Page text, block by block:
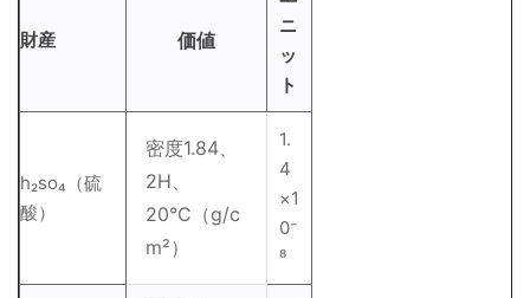
財産 価値
ニ
ッ
ト
h₂so₄（硫
酸）
密度1.84、
2H、
20°C（g/c
m²）
1.
4
×1
0⁻
⁸